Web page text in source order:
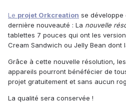
Le projet Orkcreation se développe
dernière nouveauté : La nouvelle
tablettes 7 pouces qui ont les
Cream Sandwich ou Jelly Bean dont
Grâce à cette nouvelle résolution,
appareils pourront bénéfécier de
projet gratuitement et sans aucun
La qualité sera conservée !